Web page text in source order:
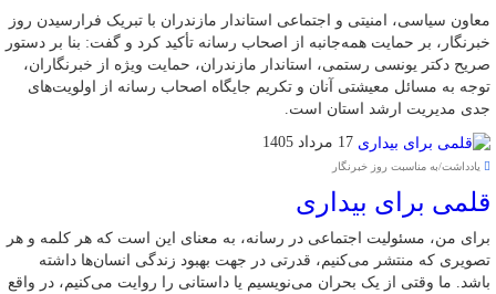
معاون سیاسی، امنیتی و اجتماعی استاندار مازندران با تبریک فرارسیدن روز
خبرنگار، بر حمایت همه‌جانبه از اصحاب رسانه تأکید کرد و گفت: بنا بر دستور
صریح دکتر یونسی رستمی، استاندار مازندران، حمایت ویژه از خبرنگاران،
توجه به مسائل معیشتی آنان و تکریم جایگاه اصحاب رسانه از اولویت‌های
جدی مدیریت ارشد استان است. ‎
17 مرداد 1405
یادداشت/به مناسبت روز خبرنگار
قلمی برای بیداری
برای من، مسئولیت اجتماعی در رسانه، به معنای این است که هر کلمه و هر
تصویری که منتشر می‌کنیم، قدرتی در جهت بهبود زندگی انسان‌ها داشته
باشد. ما وقتی از یک بحران می‌نویسیم یا داستانی را روایت می‌کنیم، در واقع